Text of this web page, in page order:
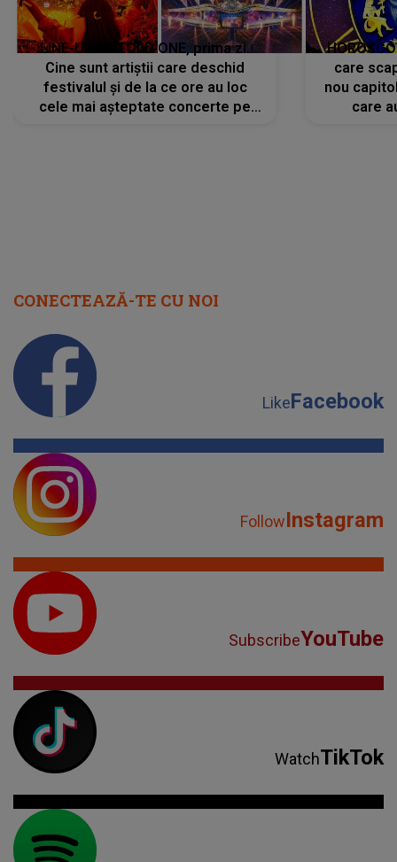
LINE-UP UNTOLD ONE, prima zi.
Cine sunt artiștii care deschid
festivalul și de la ce ore au loc
cele mai așteptate concerte pe
care
nou
care
CONECTEAZĂ-TE CU NOI
LikeFacebook
FollowInstagram
SubscribeYouTube
WatchTikTok